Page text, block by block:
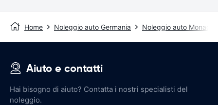
Home Noleggio auto Germania Noleggio auto Monaco
Aiuto e contatti
Hai bisogno di aiuto? Contatta i nostri specialisti del
noleggio.